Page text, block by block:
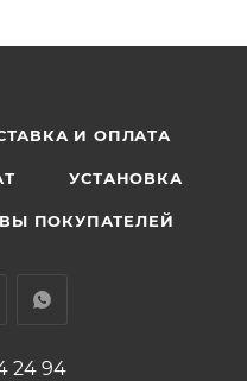
И ОПЛАТА
УСТАНОВКА
ПОКУПАТЕЛЕЙ
24 94